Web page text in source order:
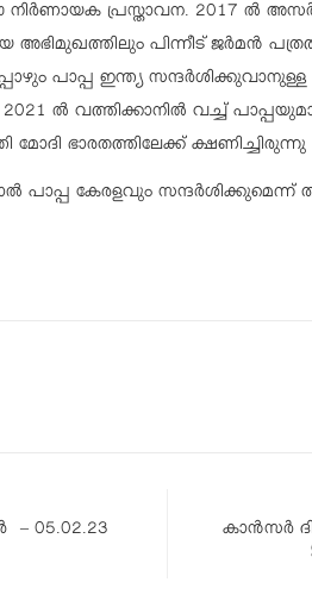
പ്രസ്താവന. 2017 ൽ
അഭിമുഖത്തിലും പിന്നീട് ജർമൻ
പാപ്പ ഇന്ത്യ
2021 ൽ വത്തിക്കാനിൽ വച്ച്
മോദി ഭാരതത്തിലേക്ക് ക്ഷണിച്ചിരുന്നു
പാപ്പ കേരളവും
05.02.23
കാൻസർ